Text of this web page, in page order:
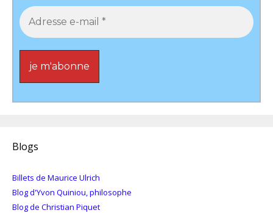
Blogs
Billets de Maurice Ulrich
Blog d'Yvon Quiniou, philosophe
Blog de Christian Piquet